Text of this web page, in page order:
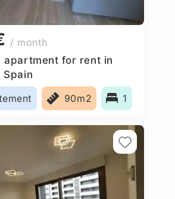
/ month
apartment for rent in
Spain
90m2 1